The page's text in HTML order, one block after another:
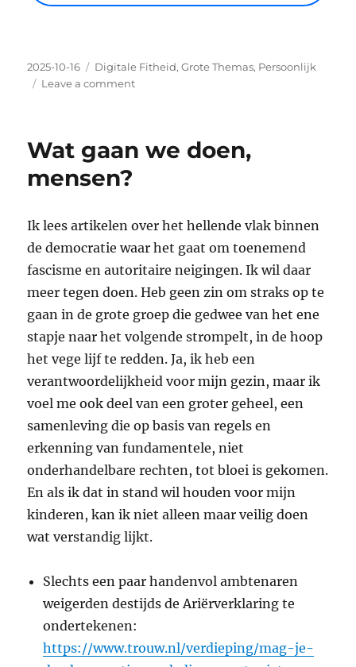
Posted
on
2025-10-16 Categories
Digitale Fitheid,Grote Themas, Persoonlijk
Leave a comment
doen?
links
met
kennis
digitalisering
Wat gaan we doen,
mensen?
Ik lees artikelen over het hellende vlak binnen
de democratie waar het gaat om toenemend
fascisme en autoritaire neigingen. Ik wil daar
meer tegen doen. Heb geen zin om straks op te
gaan in de grote groep die gedwee van het ene
stapje naar het volgende strompelt, in de hoop
het vege lijf te redden. Ja, ik heb een
verantwoordelijkheid voor mijn gezin, maar ik
voel me ook deel van een groter geheel, een
samenleving die op basis van regels en
erkenning van fundamentele, niet
onderhandelbare rechten, tot bloei is gekomen.
En als ik dat in stand wil houden voor mijn
kinderen, kan ik niet alleen maar veilig doen
wat verstandig lijkt.
Slechts een paar handenvol ambtenaren
weigerden destijds de Ariërverklaring te
ondertekenen:
https://www.trouw.nl/verdieping/mag-je-